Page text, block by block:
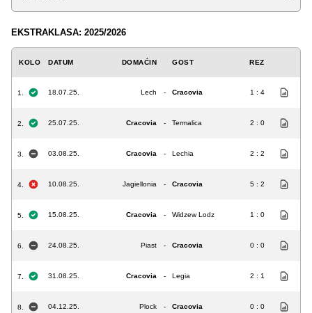
EKSTRAKLASA: 2025/2026
KOLO DATUM DOMAĆIN GOST REZ
1. 18.07.25. Lech - Cracovia 1 : 4
2. 25.07.25. Cracovia - Termalica 2 : 0
3. 03.08.25. Cracovia - Lechia 2 : 2
4. 10.08.25. Jagiellonia - Cracovia 5 : 2
5. 15.08.25. Cracovia - Widzew Lodz 1 : 0
6. 24.08.25. Piast - Cracovia 0 : 0
7. 31.08.25. Cracovia - Legia 2 : 1
8. 04.12.25. Plock - Cracovia 0 : 0